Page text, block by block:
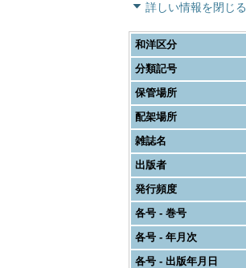
詳しい情報を閉じる
和洋区分
分類記号
保管場所
配架場所
雑誌名
出版者
発行頻度
各号 - 巻号
各号 - 年月次
各号 - 出版年月日